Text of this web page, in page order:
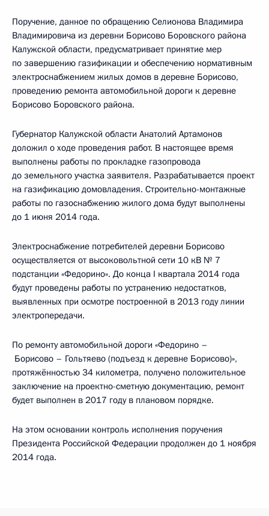
Поручение, данное по обращению Селионова Владимира
Владимировича из деревни Борисово Боровского района
Калужской области, предусматривает принятие мер
по завершению газификации и обеспечению нормативным
электроснабжением жилых домов в деревне Борисово,
проведению ремонта автомобильной дороги к деревне
Борисово Боровского района.
Губернатор Калужской области Анатолий Артамонов
доложил о ходе проведения работ. В настоящее время
выполнены работы по прокладке газопровода
до земельного участка заявителя. Разрабатывается проект
на газификацию домовладения. Строительно-монтажные
работы по газоснабжению жилого дома будут выполнены
до 1 июня 2014 года.
Электроснабжение потребителей деревни Борисово
осуществляется от высоковольтной сети 10 кВ № 7
подстанции «Федорино». До конца I квартала 2014 года
будут проведены работы по устранению недостатков,
выявленных при осмотре построенной в 2013 году линии
электропередачи.
По ремонту автомобильной дороги «Федорино –
Борисово – Гольтяево (подъезд к деревне Борисово)»,
протяжённостью 34 километра, получено положительное
заключение на проектно-сметную документацию, ремонт
будет выполнен в 2017 году в плановом порядке.
На этом основании контроль исполнения поручения
Президента Российской Федерации продолжен до 1 ноября
2014 года.